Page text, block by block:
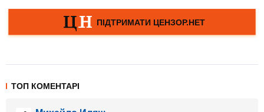
ТОП КОМЕНТАРІ